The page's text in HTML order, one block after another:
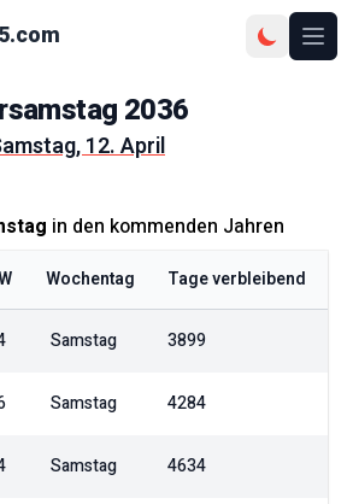
2036
Samstag, 12. April
in den kommenden Jahren
Wochentag Tage verbleibend
Samstag 3899
Samstag 4284
Samstag 4634